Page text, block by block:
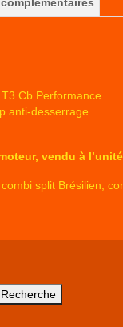
Cb Performance.
anti-desserrage.
vendu à
split Brésilien,
Recherche